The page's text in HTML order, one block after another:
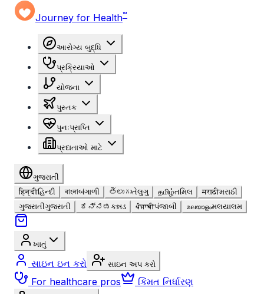
Journey for Health™
આરોગ્ય બુદ્ધિ
પ્રક્રિયાઓ
યોજના
પુસ્તક
પુનઃપ્રાપ્તિ
પ્રદાતાઓ માટે
ગુજરાતી
हिन्दीહિન્દી বাংলাબંગાળી తెలుగుતેલુગુ தமிழ்તમિલ मराठीમરાઠી
ગુજરાતીગુજરાતી ಕನ್ನಡ કન્નડ ਪੰਜਾਬੀપંજાબી മലയാളംમલયાલમ
ખાતું
સાઇન ઇન કરો સાઇન અપ કરો
For healthcare pros કિંમત નિર્ધારણ